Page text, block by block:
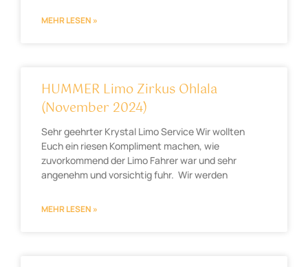
MEHR LESEN »
HUMMER Limo Zirkus Ohlala
(November 2024)
Sehr geehrter Krystal Limo Service Wir wollten
Euch ein riesen Kompliment machen, wie
zuvorkommend der Limo Fahrer war und sehr
angenehm und vorsichtig fuhr. Wir werden
MEHR LESEN »